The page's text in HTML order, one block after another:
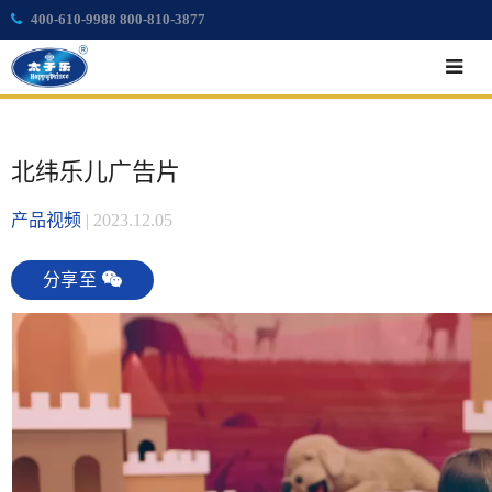
400-610-9988 800-810-3877
北纬乐儿广告片
产品视频 | 2023.12.05
分享至